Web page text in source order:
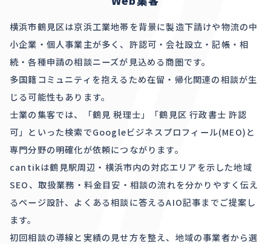
横浜市鶴見区は京浜工業地帯を背景に製造下請けや物流の中
小企業・個人事業主が多く、許認可・会社設立・記帳・相
続・各種申請の相談ニーズが見込める商圏です。
多国籍コミュニティを抱えるため在留・帰化関連の相談が生
じる可能性もあります。
士業の集客では、「鶴見 税理士」「鶴見区 行政書士 許認
可」といった検索でGoogleビジネスプロフィール(MEO)と
専門分野の明確化が依頼につながります。
cantikは鶴見駅周辺・横浜市内の対応エリアを示した地域
SEO、取扱業務・料金目安・相談の流れを分かりやすく伝え
るページ設計、よくある相談に答えるAIO記事までご提案し
ます。
初回相談の導線と実績の見せ方を整え、地域の事業者から選